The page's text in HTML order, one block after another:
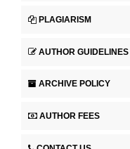
PLAGIARISM
AUTHOR GUIDELINES
ARCHIVE POLICY
AUTHOR FEES